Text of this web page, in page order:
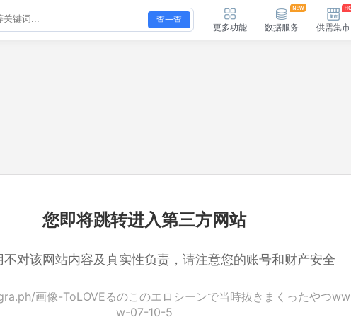
查一查
更多功能 数据服务 供需集市
您即将跳转进入第三方网站
不对该网站内容及真实性负责，请注意您的账号和财产安全
画像-ToLOVEるのこのエロシーンで当時抜きまくったやつww
w-07-10-5